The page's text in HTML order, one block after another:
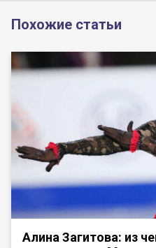
Похожие статьи
Алина Загитова: из